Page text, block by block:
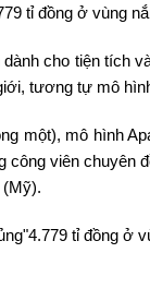
tỉ đồng ở vùng
cho tiện tích
tương tự mô
một), mô hình
công viên
(Mỹ).